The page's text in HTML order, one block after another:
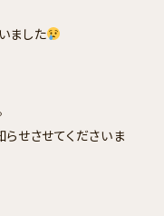
ました
せさせてくださいま